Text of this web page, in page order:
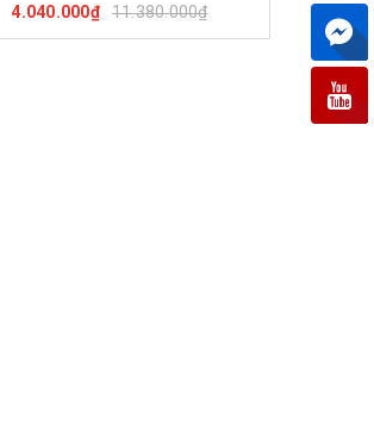
4.040.000₫ 11.380.000₫